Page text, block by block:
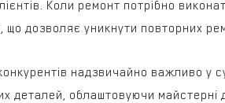
Коли ремонт потрібно
що дозволяє уникнути повторних
надзвичайно важливо у
деталей, облаштовуючи майстерні